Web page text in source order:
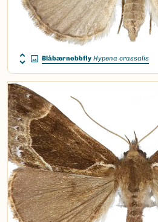
Blåbærnebbfly Hypena crassalis